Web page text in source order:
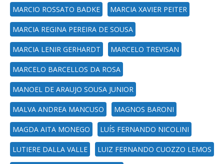
MARCIO ROSSATO BADKE MARCIA XAVIER PEITER
MARCIA REGINA PEREIRA DE SOUSA
MARCIA LENIR GERHARDT MARCELO TREVISAN
MARCELO BARCELLOS DA ROSA
MANOEL DE ARAUJO SOUSA JUNIOR
MALVA ANDREA MANCUSO MAGNOS BARONI
MAGDA AITA MONEGO LUÍS FERNANDO NICOLINI
LUTIERE DALLA VALLE LUIZ FERNANDO CUOZZO LEMOS